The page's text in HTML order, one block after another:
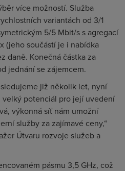
více možností. Služba
variantách od 3/1
5/5 Mbit/s s agregací
(jeho součástí je i nabídka
daně. Konečná částka za
jednání se zájemcem.
již několik let, nyní
velký potenciál pro její uvedení
výkonná síť nám umožní
služby za zajímavé ceny,“
Útvaru rozvoje služeb a
pásmu 3,5 GHz, což